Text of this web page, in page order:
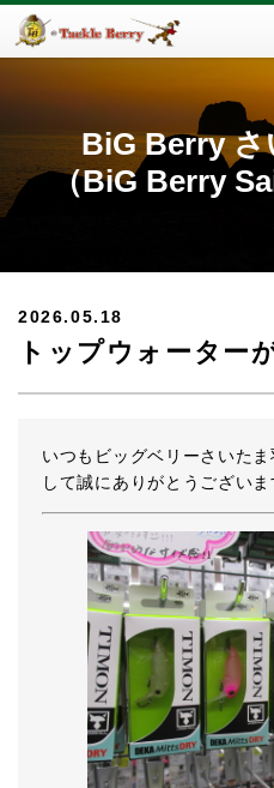
BiG Berry さ
（BiG Berry
2026.05.18
トップウォーター
いつもビッグベリーさいた
して誠にありがとうございま